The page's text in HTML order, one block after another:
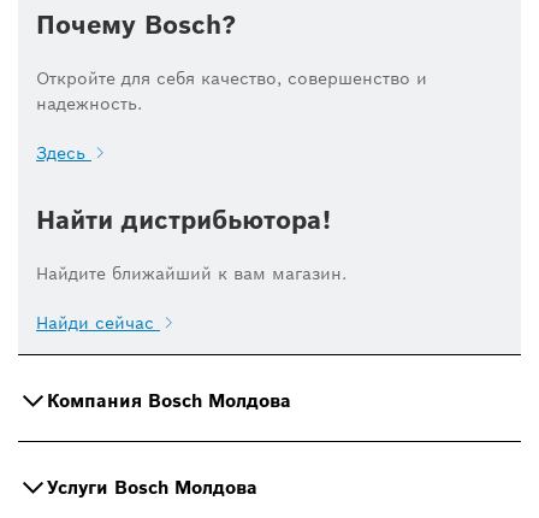
Почему Bosch?
Откройте для себя качество, совершенство и
надежность.
Здесь
Найти дистрибьютора!
Найдите ближайший к вам магазин.
Найди сейчас
Компания Bosch Молдова
Услуги Bosch Молдова